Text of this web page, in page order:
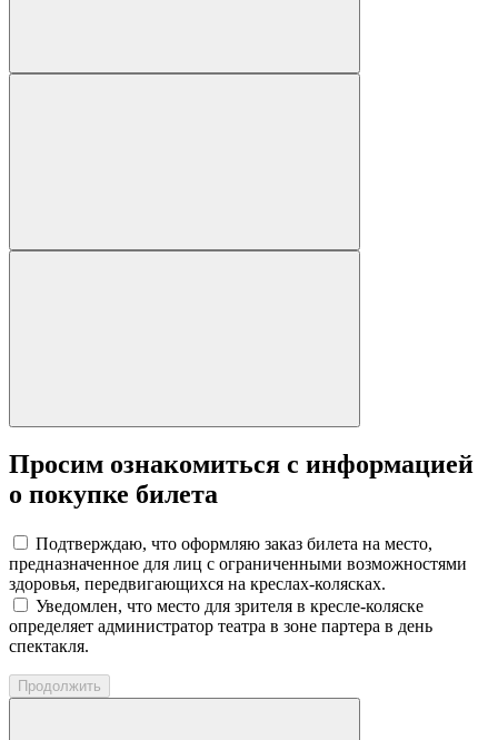
Просим ознакомиться с информацией
о покупке билета
Подтверждаю, что оформляю заказ билета на место,
предназначенное для лиц с ограниченными возможностями
здоровья, передвигающихся на креслах-колясках.
Уведомлен, что место для зрителя в кресле-коляске
определяет администратор театра в зоне партера в день
спектакля.
Продолжить